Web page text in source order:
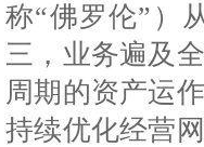
称“佛罗伦”）
三，业务遍及
周期的资产运
持续优化经营